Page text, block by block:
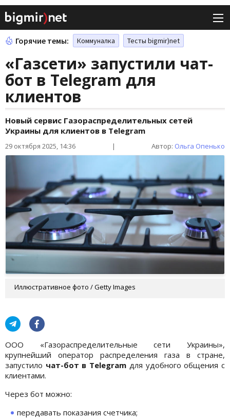
Горячие темы: Коммуналка Тесты bigmir)net
«Газсети» запустили чат-
бот в Telegram для
клиентов
Новый сервис Газораспределительных сетей
Украины для клиентов в Telegram
29 октября 2025, 14:36 | Автор: Ольга Опенько
Иллюстративное фото / Getty Images
ООО «Газораспределительные сети Украины»,
крупнейший оператор распределения газа в стране,
запустило чат-бот в Telegram для удобного общения с
клиентами.
Через бот можно:
передавать показания счетчика;